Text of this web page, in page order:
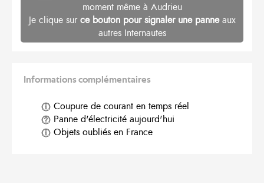
moment même à Audrieu
Je clique sur ce bouton pour signaler une panneaux
autres Internautes
Informations complémentaires
Coupure de courant en temps réel
Panne d'électricité aujourd'hui
Objets oubliés en France